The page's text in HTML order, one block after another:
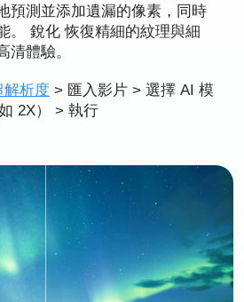
預測並添加遺漏的像素，同時
。 銳化 恢復精細的紋理與細
清體驗。
解析度 > 匯入影片 > 選擇 AI 模
2X） > 執行